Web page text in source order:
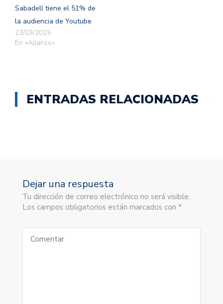
Sabadell tiene el 51% de
la audiencia de Youtube
23/03/2015
En «Alianzo»
ENTRADAS RELACIONADAS
Dejar una respuesta
Tu dirección de correo electrónico no será visible.
Los campos obligatorios están marcados con *